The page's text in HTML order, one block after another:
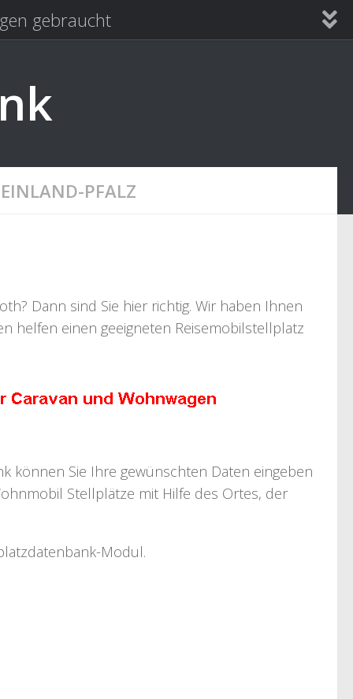
gebraucht
PFALZ
Dann sind Sie hier richtig. Wir haben Ihnen
helfen einen geeigneten Reisemobilstellplatz
können Sie Ihre gewünschten Daten eingeben
Stellplätze mit Hilfe des Ortes, der
Modul.